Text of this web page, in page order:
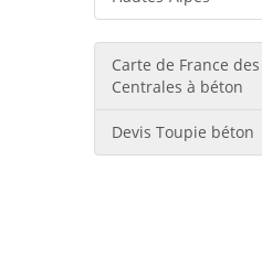
Carte de France des
Centrales à béton
Devis Toupie béton